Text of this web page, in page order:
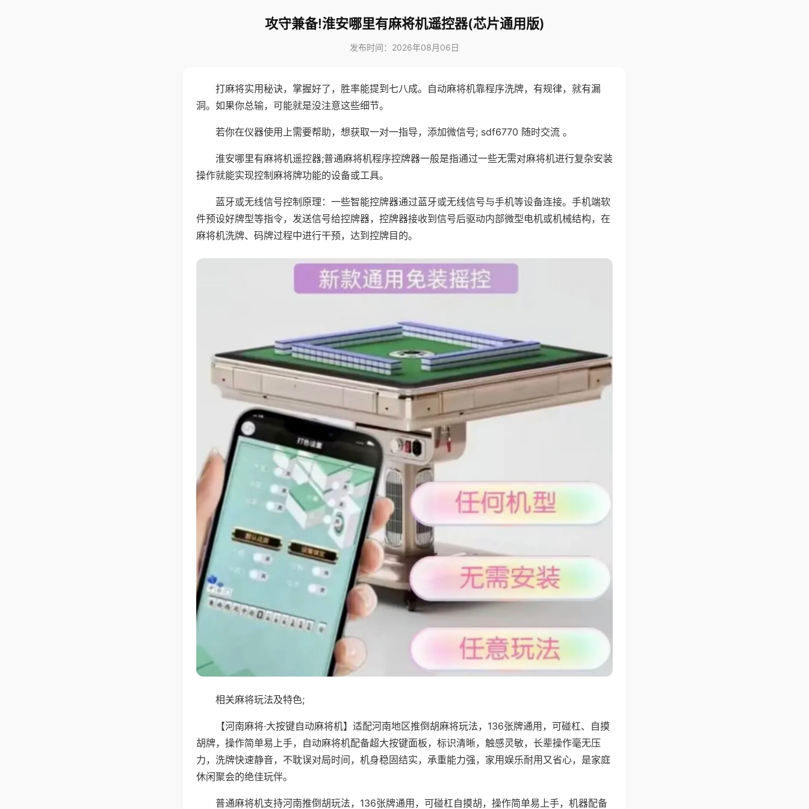
攻守兼备!淮安哪里有麻将机遥控器(芯片通用版)
发布时间：2026年08月06日
打麻将实用秘诀，掌握好了，胜率能提到七八成。自动麻将机靠程序洗牌，有规律，就有漏
洞。如果你总输，可能就是没注意这些细节。
若你在仪器使用上需要帮助，想获取一对一指导，添加微信号; sdf6770 随时交流 。
淮安哪里有麻将机遥控器;普通麻将机程序控牌器一般是指通过一些无需对麻将机进行复杂安装
操作就能实现控制麻将牌功能的设备或工具。
蓝牙或无线信号控制原理：一些智能控牌器通过蓝牙或无线信号与手机等设备连接。手机端软
件预设好牌型等指令，发送信号给控牌器，控牌器接收到信号后驱动内部微型电机或机械结构，在
麻将机洗牌、码牌过程中进行干预，达到控牌目的。
相关麻将玩法及特色;
【河南麻将·大按键自动麻将机】适配河南地区推倒胡麻将玩法，136张牌通用，可碰杠、自摸
胡牌，操作简单易上手，自动麻将机配备超大按键面板，标识清晰，触感灵敏，长辈操作毫无压
力，洗牌快速静音，不耽误对局时间，机身稳固结实，承重能力强，家用娱乐耐用又省心，是家庭
休闲聚会的绝佳玩伴。
普通麻将机支持河南推倒胡玩法，136张牌通用，可碰杠自摸胡，操作简单易上手，机器配备